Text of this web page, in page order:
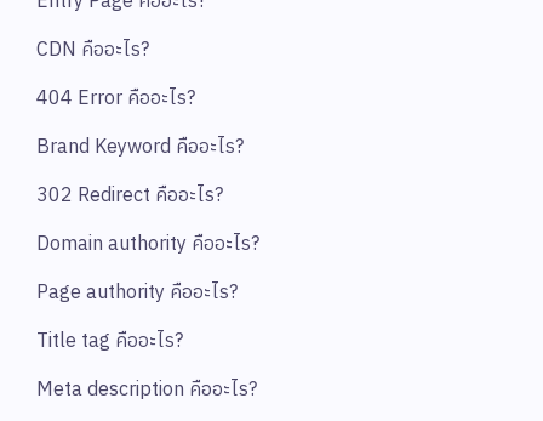
CDN คืออะไร?
404 Error คืออะไร?
Brand Keyword คืออะไร?
302 Redirect คืออะไร?
Domain authority คืออะไร?
Page authority คืออะไร?
Title tag คืออะไร?
Meta description คืออะไร?